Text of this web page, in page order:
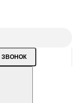
ЗВОНОК